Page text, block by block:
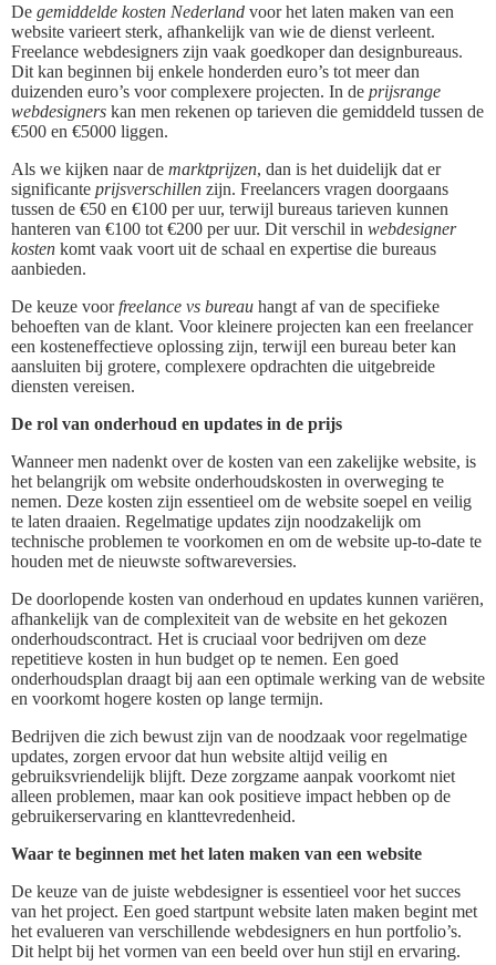
De gemiddelde kosten Nederland voor het laten maken van een
website varieert sterk, afhankelijk van wie de dienst verleent.
Freelance webdesigners zijn vaak goedkoper dan designbureaus.
Dit kan beginnen bij enkele honderden euro’s tot meer dan
duizenden euro’s voor complexere projecten. In de prijsrange
webdesigners kan men rekenen op tarieven die gemiddeld tussen de
€500 en €5000 liggen.
Als we kijken naar de marktprijzen, dan is het duidelijk dat er
significante prijsverschillen zijn. Freelancers vragen doorgaans
tussen de €50 en €100 per uur, terwijl bureaus tarieven kunnen
hanteren van €100 tot €200 per uur. Dit verschil in webdesigner
kosten komt vaak voort uit de schaal en expertise die bureaus
aanbieden.
De keuze voorfreelance vs bureau hangt af van de specifieke
behoeften van de klant. Voor kleinere projecten kan een freelancer
een kosteneffectieve oplossing zijn, terwijl een bureau beter kan
aansluiten bij grotere, complexere opdrachten die uitgebreide
diensten vereisen.
De rol van onderhoud en updates in de prijs
Wanneer men nadenkt over de kosten van een zakelijke website, is
het belangrijk om website onderhoudskosten in overweging te
nemen. Deze kosten zijn essentieel om de website soepel en veilig
te laten draaien. Regelmatige updates zijn noodzakelijk om
technische problemen te voorkomen en om de website up-to-date te
houden met de nieuwste softwareversies.
De doorlopende kosten van onderhoud en updates kunnen variëren,
afhankelijk van de complexiteit van de website en het gekozen
onderhoudscontract. Het is cruciaal voor bedrijven om deze
repetitieve kosten in hun budget op te nemen. Een goed
onderhoudsplan draagt bij aan een optimale werking van de website
en voorkomt hogere kosten op lange termijn.
Bedrijven die zich bewust zijn van de noodzaak voor regelmatige
updates, zorgen ervoor dat hun website altijd veilig en
gebruiksvriendelijk blijft. Deze zorgzame aanpak voorkomt niet
alleen problemen, maar kan ook positieve impact hebben op de
gebruikerservaring en klanttevredenheid.
Waar te beginnen met het laten maken van een website
De keuze van de juiste webdesigner is essentieel voor het succes
van het project. Een goed startpunt website laten maken begint met
het evalueren van verschillende webdesigners en hun portfolio’s.
Dit helpt bij het vormen van een beeld over hun stijl en ervaring.